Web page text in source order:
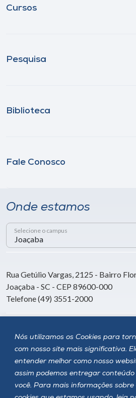
Nós utilizamos os Cookies para
com nosso site mais significativa.
entender melhor como nosso
assim podemos entregar
você. Para mais informações
Cursos
Pesquisa
Biblioteca
Fale Conosco
Onde estamos
Selecione o campus
Rua Getúlio Vargas, 2125 - Bairro
Joaçaba - SC - CEP 89600-000
Telefone (49) 3551-2000
Siga a Unoesc